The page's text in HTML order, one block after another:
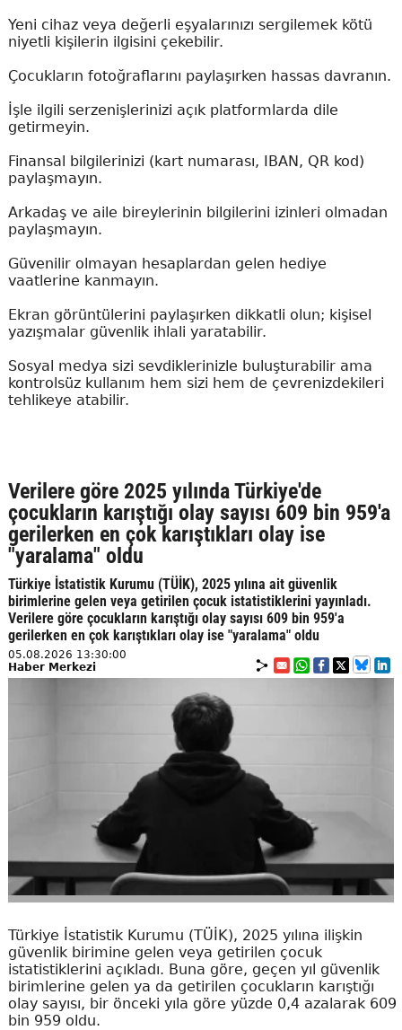
Yeni cihaz veya değerli eşyalarınızı sergilemek kötü
niyetli kişilerin ilgisini çekebilir.
Çocukların fotoğraflarını paylaşırken hassas davranın.
İşle ilgili serzenişlerinizi açık platformlarda dile
getirmeyin.
Finansal bilgilerinizi (kart numarası, IBAN, QR kod)
paylaşmayın.
Arkadaş ve aile bireylerinin bilgilerini izinleri olmadan
paylaşmayın.
Güvenilir olmayan hesaplardan gelen hediye
vaatlerine kanmayın.
Ekran görüntülerini paylaşırken dikkatli olun; kişisel
yazışmalar güvenlik ihlali yaratabilir.
Sosyal medya sizi sevdiklerinizle buluşturabilir ama
kontrolsüz kullanım hem sizi hem de çevrenizdekileri
tehlikeye atabilir.
Verilere göre 2025 yılında Türkiye'de
çocukların karıştığı olay sayısı 609 bin 959'a
gerilerken en çok karıştıkları olay ise
"yaralama" oldu
Türkiye İstatistik Kurumu (TÜİK), 2025 yılına ait güvenlik
birimlerine gelen veya getirilen çocuk istatistiklerini yayınladı.
Verilere göre çocukların karıştığı olay sayısı 609 bin 959'a
gerilerken en çok karıştıkları olay ise "yaralama" oldu
05.08.2026 13:30:00
Haber Merkezi
Türkiye İstatistik Kurumu (TÜİK), 2025 yılına ilişkin
güvenlik birimine gelen veya getirilen çocuk
istatistiklerini açıkladı. Buna göre, geçen yıl güvenlik
birimlerine gelen ya da getirilen çocukların karıştığı
olay sayısı, bir önceki yıla göre yüzde 0,4 azalarak 609
bin 959 oldu.